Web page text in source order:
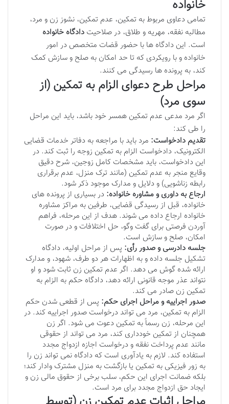
خانواده
تمامی دعاوی مربوط به تمکین، عدم تمکین، نشوز زن و مرد،
مطالبه نفقه، مهریه و طلاق، در صلاحیت دادگاه خانواده
است. این دادگاه ها با حضور قضات متخصص در امور
خانواده و با رویکردی که تا حد امکان به صلح و سازش کمک
کند، به پرونده ها رسیدگی می کنند.
مراحل طرح دعوای الزام به تمکین (از
سوی مرد)
اگر مرد مدعی عدم تمکین همسر خود باشد، باید این مراحل
را طی کند:
تقدیم دادخواست: مرد باید با مراجعه به دفاتر خدمات قضایی
الکترونیک، دادخواست الزام به تمکین زوجه را ثبت کند. در
این دادخواست، باید مشخصات کامل زوجین، شرح دقیق
وقایع منجر به عدم تمکین (مانند ترک منزل، عدم برقراری
رابطه زناشویی) و دلایل و مدارک موجود ذکر شود.
ارجاع به داوری و مشاوره خانواده: در بسیاری از پرونده های
خانواده، قبل از رسیدگی قضایی، طرفین به مراکز مشاوره
خانواده ارجاع داده می شوند. هدف از این مرحله، فراهم
آوردن فرصتی برای گفت وگو، حل اختلافات و در صورت
امکان، صلح و سازش است.
جلسه دادرسی و صدور رأی: پس از مراحل اولیه، دادگاه
تشکیل جلسه داده و به اظهارات هر دو طرف، شهود، و مدارک
ارائه شده گوش می دهد. اگر عدم تمکین زن ثابت شود و او
نتواند عذر موجه قانونی ارائه دهد، دادگاه حکم به الزام به
تمکین زن صادر می کند.
صدور اجراییه و مراحل اجرای حکم: پس از قطعی شدن حکم
الزام به تمکین، مرد می تواند درخواست صدور اجراییه کند. در
این مرحله، زن رسماً به تمکین دعوت می شود. اگر زن
همچنان از تمکین خودداری کند، مرد می تواند از حقوقی
مانند عدم پرداخت نفقه و درخواست اجازه ازدواج مجدد
استفاده کند. لازم به یادآوری است که دادگاه نمی تواند زن را
به زور فیزیکی به تمکین یا بازگشت به منزل مشترک وادار کند؛
بلکه ضمانت اجرای این حکم، سلب برخی از حقوق مالی زن و
ایجاد حق ازدواج مجدد برای مرد است.